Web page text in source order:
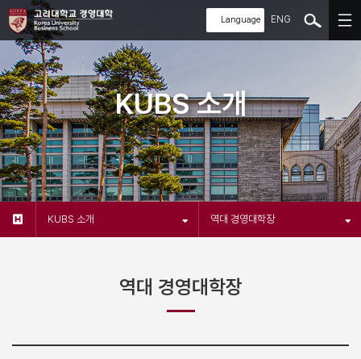
ENG
KUBS 소개
KUBS 소개 역대 경영대학장
역대 경영대학장